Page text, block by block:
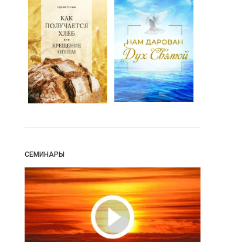
СЕМИНАРЫ